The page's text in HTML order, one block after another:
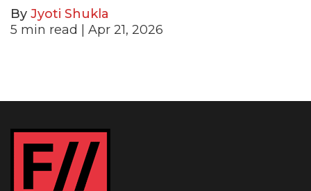
By Jyoti Shukla
5 min read | Apr 21, 2026